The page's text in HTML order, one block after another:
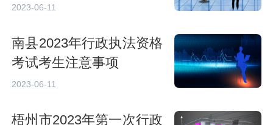
2023-06-11
南县2023年行政执法资格
考试考生注意事项
2023-06-11
梧州市2023年第一次行政